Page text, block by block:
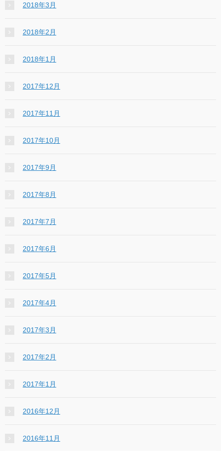
2018年3月
2018年2月
2018年1月
2017年12月
2017年11月
2017年10月
2017年9月
2017年8月
2017年7月
2017年6月
2017年5月
2017年4月
2017年3月
2017年2月
2017年1月
2016年12月
2016年11月